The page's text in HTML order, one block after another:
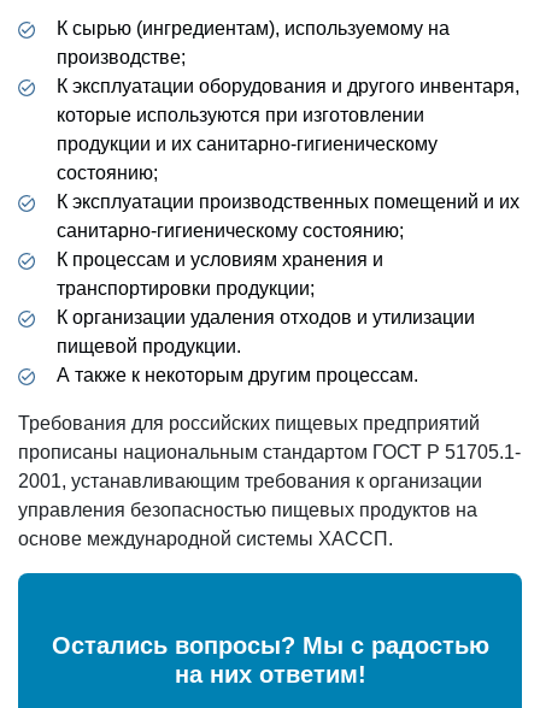
К сырью (ингредиентам), используемому на
производстве;
К эксплуатации оборудования и другого инвентаря,
которые используются при изготовлении
продукции и их санитарно-гигиеническому
состоянию;
К эксплуатации производственных помещений и их
санитарно-гигиеническому состоянию;
К процессам и условиям хранения и
транспортировки продукции;
К организации удаления отходов и утилизации
пищевой продукции.
А также к некоторым другим процессам.
Требования для российских пищевых предприятий
прописаны национальным стандартом ГОСТ Р 51705.1-
2001, устанавливающим требования к организации
управления безопасностью пищевых продуктов на
основе международной системы ХАССП.
Остались вопросы? Мы с радостью
на них ответим!